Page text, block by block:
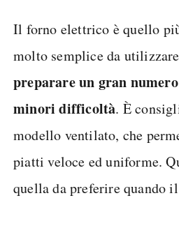
Il forno elettrico è quello
molto semplice da
preparare un gran
minori difficoltà. È
modello ventilato, che
piatti veloce ed uniforme.
quella da preferire quando